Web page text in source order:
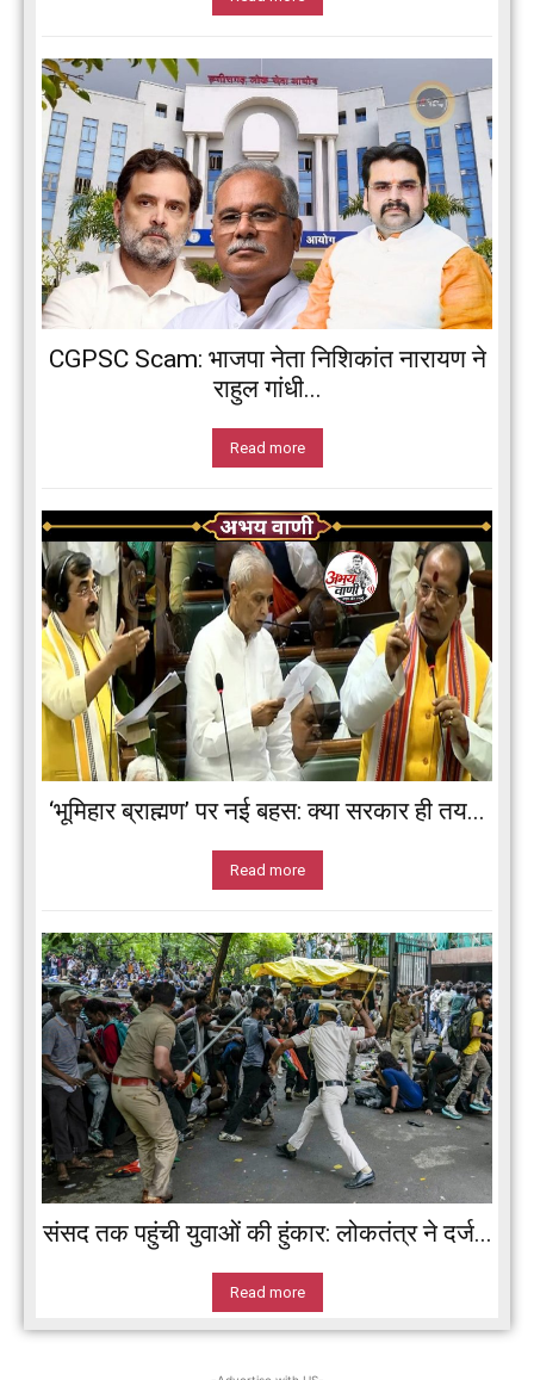
CGPSC Scam: भाजपा नेता निशिकांत नारायण ने
राहुल गांधी...
Read more
‘भूमिहार ब्राह्मण’ पर नई बहस: क्या सरकार ही तय...
Read more
संसद तक पहुंची युवाओं की हुंकार: लोकतंत्र ने दर्ज...
Read more